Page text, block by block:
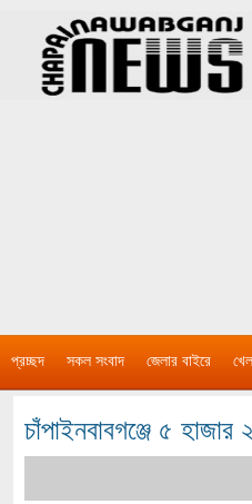
প্রচ্ছদ সকল সংবাদ জেলার বাইরে
চাঁপাইনবাবগঞ্জে ৫